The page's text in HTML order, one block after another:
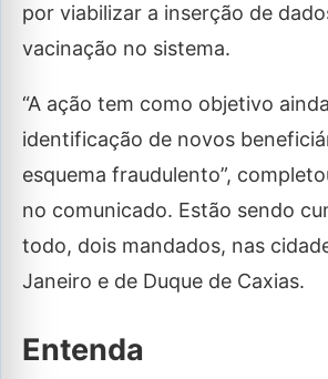
por viabilizar a inserção de
vacinação no sistema.
“A ação tem como objetivo
identificação de novos
esquema fraudulento”,
no comunicado. Estão sendo
todo, dois mandados, nas
Janeiro e de Duque de Caxias.
Entenda